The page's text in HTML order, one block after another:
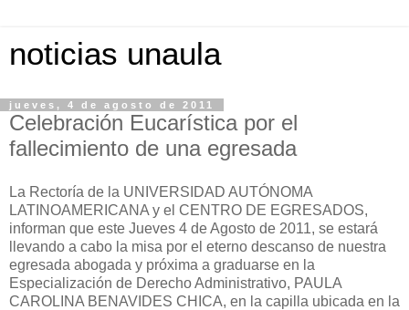
noticias unaula
jueves, 4 de agosto de 2011
Celebración Eucarística por el
fallecimiento de una egresada
La Rectoría de la UNIVERSIDAD AUTÓNOMA
LATINOAMERICANA y el CENTRO DE EGRESADOS,
informan que este Jueves 4 de Agosto de 2011, se estará
llevando a cabo la misa por el eterno descanso de nuestra
egresada abogada y próxima a graduarse en la
Especialización de Derecho Administrativo, PAULA
CAROLINA BENAVIDES CHICA, en la capilla ubicada en la